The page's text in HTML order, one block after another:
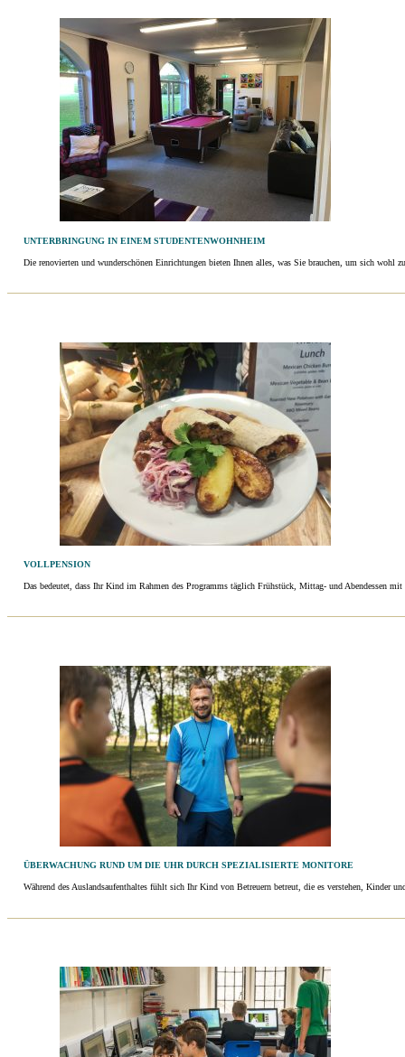
UNTERBRINGUNG IN EINEM STUDENTENWOHNHEIM
Die renovierten und wunderschönen Einrichtungen bieten Ihnen alles, was Sie brauchen, um sich wohl
VOLLPENSION
Das bedeutet, dass Ihr Kind im Rahmen des Programms täglich Frühstück, Mittag- und Abendessen mit
ÜBERWACHUNG RUND UM DIE UHR DURCH SPEZIALISIERTE MONITORE
Während des Auslandsaufenthaltes fühlt sich Ihr Kind von Betreuern betreut, die es verstehen, Kinder